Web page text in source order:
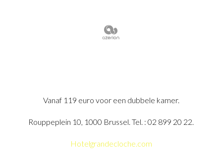
Vanaf 119 euro voor een dubbele kamer.
Rouppeplein 10, 1000 Brussel. Tel. : 02 899 20 22.
Hotelgrandecloche.com